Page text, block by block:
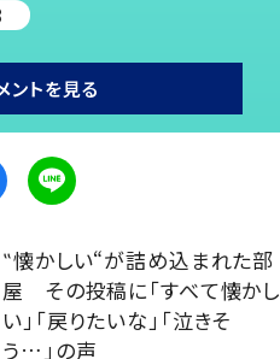
ントを見る
‟懐かしい“が詰め込まれた部
屋 その投稿に「すべて懐かし
い」「戻りたいな」「泣きそ
う…」の声